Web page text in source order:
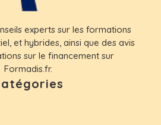
experts sur les formations
et hybrides, ainsi que des avis
sur le financement sur
Formadis.fr.